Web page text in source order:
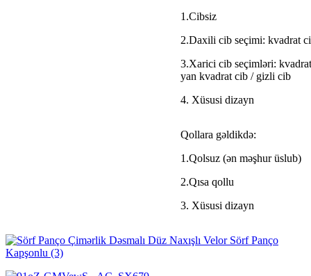
1.Cibsiz
2.Daxili cib seçimi: kvadrat
3.Xarici cib seçimləri:
yan kvadrat cib / gizli cib
4. Xüsusi dizayn
Qollara gəldikdə:
1.Qolsuz (ən məşhur üslub)
2.Qısa qollu
3. Xüsusi dizayn